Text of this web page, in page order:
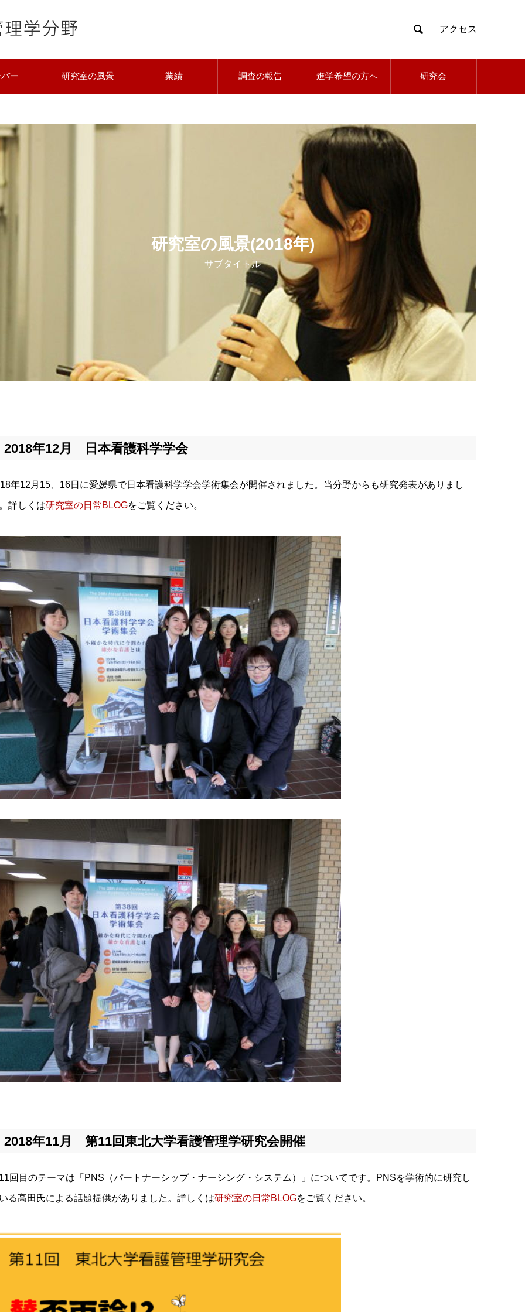
 アクセス
ー 研究室の風景 業績 調査の報告 進学希望の方へ 研究会
研究室の風景(2018年)
サブタイトル
2018年12月 日本看護科学学会
年12月15、16日に愛媛県で日本看護科学学会学術集会が開催されました。当分野からも研究発表がありまし
詳しくは研究室の日常BLOGをご覧ください。
2018年11月 第11回東北大学看護管理学研究会開催
回目のテーマは「PNS（パートナーシップ・ナーシング・システム）」についてです。PNSを学術的に研究し
る高田氏による話題提供がありました。詳しくは研究室の日常BLOGをご覧ください。